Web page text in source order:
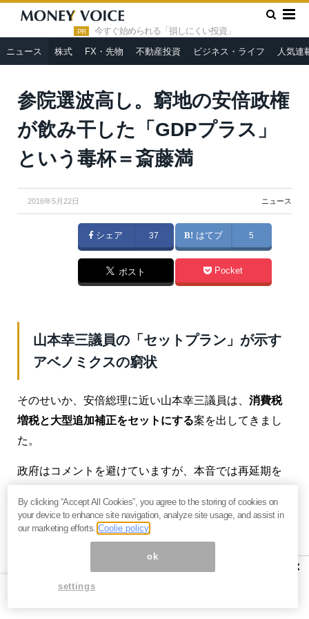
PR 今すぐ始められる「損しにくい投資」
ニュース 株式 FX・先物 不動産投資 ビジネス・ライフ 人気連
HOME » ニュース »
参院選波高し。窮地の安倍政権が飲み干し
た「GDPプラス」という毒杯＝斎藤満
From首相官邸ホームページ
参院選波高し。窮地の安倍政権
が飲み干した「GDPプラス」
という毒杯＝斎藤満
2016年5月22日 ニュース
シェア 37 はてブ 5
ポスト Pocket
山本幸三議員の「セットプラン」が示す
アベノミクスの窮状
そのせいか、安倍総理に近い山本幸三議員は、 消費税
増税と大型追加補正をセットにする案を出してきまし
た。
政府はコメントを避けていますが、本音では再延期を
連名で延期を主張してきたため、延期を得点にはでき
ません。
予定通り引き上げねばならなくなった場合には、その
影響を大型補正でカバーせざるを得ない、ということ
×
By clicking “Accept All Cookies”, you agree to the storing of cookies on
your device to enhance site navigation, analyze site usage, and assist in
our marketing efforts.Coolie policy
ok
settings